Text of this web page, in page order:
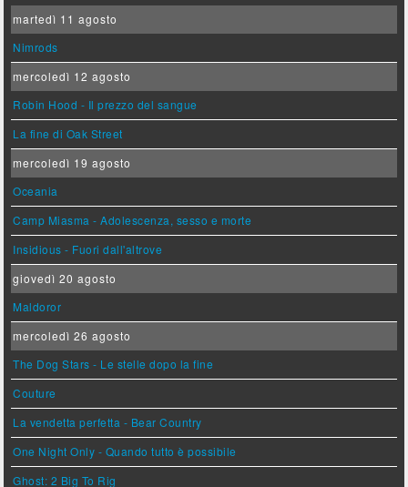
martedì 11 agosto
Nimrods
mercoledì 12 agosto
Robin Hood - Il prezzo del sangue
La fine di Oak Street
mercoledì 19 agosto
Oceania
Camp Miasma - Adolescenza, sesso e morte
Insidious - Fuori dall'altrove
giovedì 20 agosto
Maldoror
mercoledì 26 agosto
The Dog Stars - Le stelle dopo la fine
Couture
La vendetta perfetta - Bear Country
One Night Only - Quando tutto è possibile
Ghost: 2 Big To Rig